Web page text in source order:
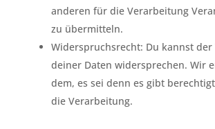
anderen für die Verarbeitung
zu übermitteln.
Widerspruchsrecht: Du kannst
deiner Daten widersprechen. Wir
dem, es sei denn es gibt
die Verarbeitung.